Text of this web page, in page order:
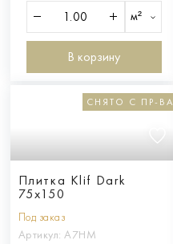
м²
В корзину
СНЯТО С ПР-ВА
Плитка Klif Dark
75x150
Под заказ
Артикул: A7HM